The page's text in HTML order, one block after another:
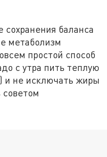
баланса
метаболизм
простой способ
с утра пить теплую
и не исключать жиры
советом